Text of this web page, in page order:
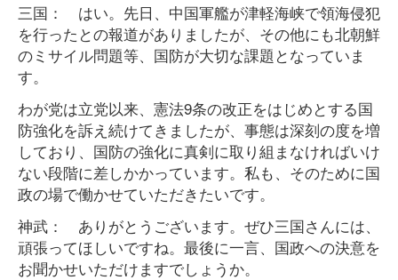
三国： はい。先日、中国軍艦が津軽海峡で領海侵犯
を行ったとの報道がありましたが、その他にも北朝鮮
のミサイル問題等、国防が大切な課題となっていま
す。
わが党は立党以来、憲法9条の改正をはじめとする国
防強化を訴え続けてきましたが、事態は深刻の度を増
しており、国防の強化に真剣に取り組まなければいけ
ない段階に差しかかっています。私も、そのために国
政の場で働かせていただきたいです。
神武： ありがとうございます。ぜひ三国さんには、
頑張ってほしいですね。最後に一言、国政への決意を
お聞かせいただけますでしょうか。